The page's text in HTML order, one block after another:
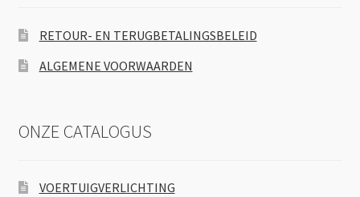
RETOUR- EN TERUGBETALINGSBELEID
ALGEMENE VOORWAARDEN
ONZE CATALOGUS
VOERTUIGVERLICHTING